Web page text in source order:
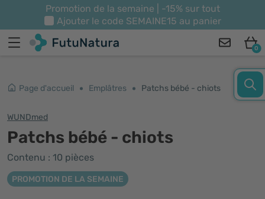
Promotion de la semaine | -15% sur tout
Ajouter le code SEMAINE15 au panier
0
Page d'accueil Emplâtres Patchs bébé - chiots
WUNDmed
Patchs bébé - chiots
Contenu : 10 pièces
PROMOTION DE LA SEMAINE